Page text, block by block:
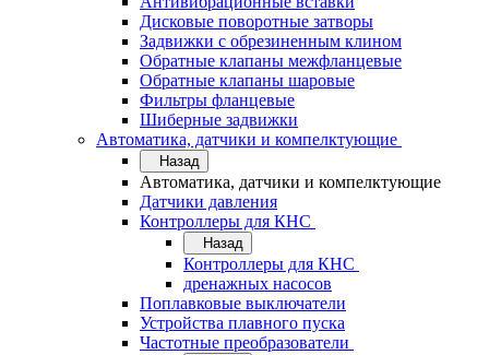
Дисковые поворотные затворы
Задвижки с обрезиненным клином
Обратные клапаны межфланцевые
Обратные клапаны шаровые
Фильтры фланцевые
Шиберные задвижки
Автоматика, датчики и компелктующие
Назад
Автоматика, датчики и компелктующие
Датчики давления
Контроллеры для КНС
Назад
Контроллеры для КНС
дренажных насосов
Поплавковые выключатели
Устройства плавного пуска
Частотные преобразователи